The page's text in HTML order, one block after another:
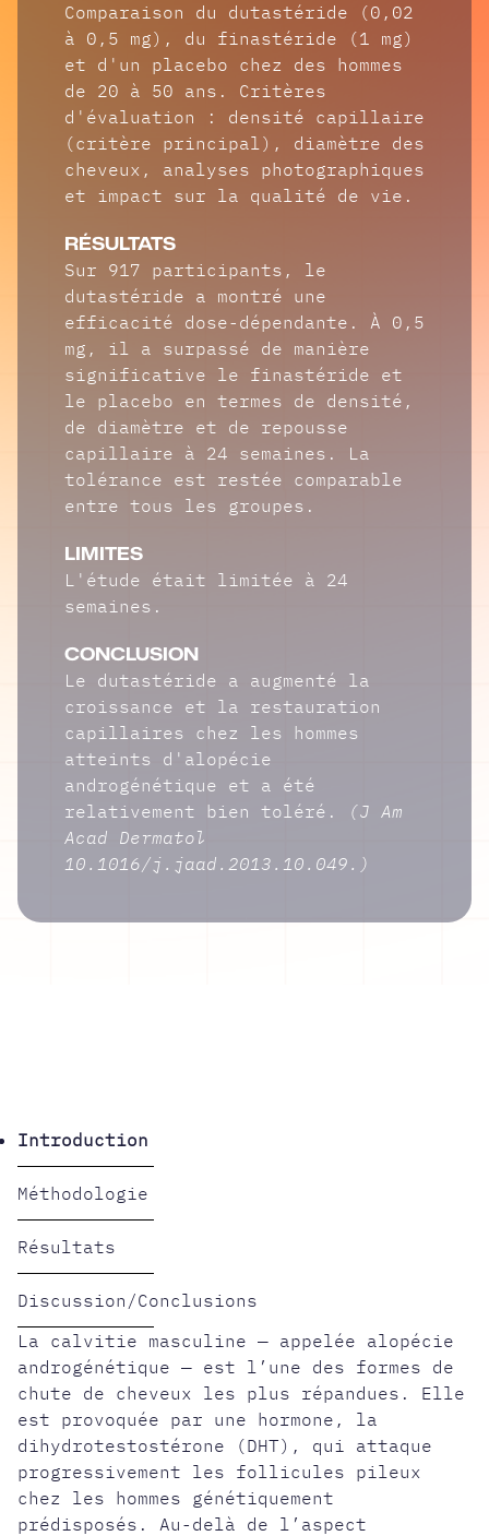
Comparaison du dutastéride (0,02
à 0,5 mg), du finastéride (1 mg)
et d'un placebo chez des hommes
de 20 à 50 ans. Critères
d'évaluation : densité capillaire
(critère principal), diamètre des
cheveux, analyses photographiques
et impact sur la qualité de vie.
RÉSULTATS
Sur 917 participants, le
dutastéride a montré une
efficacité dose-dépendante. À 0,5
mg, il a surpassé de manière
significative le finastéride et
le placebo en termes de densité,
de diamètre et de repousse
capillaire à 24 semaines. La
tolérance est restée comparable
entre tous les groupes.
LIMITES
L'étude était limitée à 24
semaines.
CONCLUSION
Le dutastéride a augmenté la
croissance et la restauration
capillaires chez les hommes
atteints d'alopécie
androgénétique et a été
relativement bien toléré.
(J Am
Acad Dermatol
10.1016/j.jaad.2013.10.049.)
Introduction
Méthodologie
Résultats
Discussion/Conclusions
La calvitie masculine — appelée alopécie
androgénétique — est l’une des formes de
chute de cheveux les plus répandues. Elle
est provoquée par une hormone, la
dihydrotestostérone (DHT), qui attaque
progressivement les follicules pileux
chez les hommes génétiquement
prédisposés. Au-delà de l’aspect